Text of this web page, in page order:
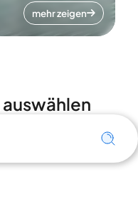
mehr zeigen